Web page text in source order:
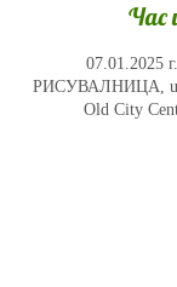
Час
07.01.2025
РИСУВАЛНИЦА, ul.
Old City